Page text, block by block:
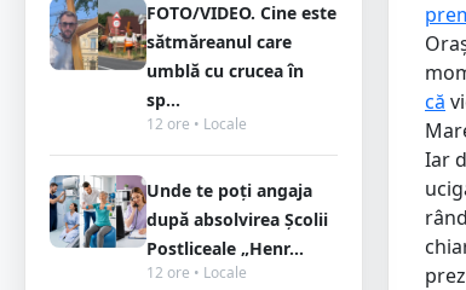
FOTO/VIDEO. Cine este
sătmăreanul care
umblă cu crucea în
sp...
12 ore • Locale
Unde te poți angaja
după absolvirea Școlii
Postliceale „Henr...
12 ore • Locale
că
Iar